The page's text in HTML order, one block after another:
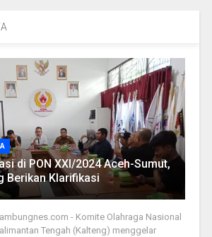
di PON XXI/2024 Aceh-Sumut,
Berikan Klarifikasi
- Komite Olahraga Nasional
Tengah (Kalteng) menggelar